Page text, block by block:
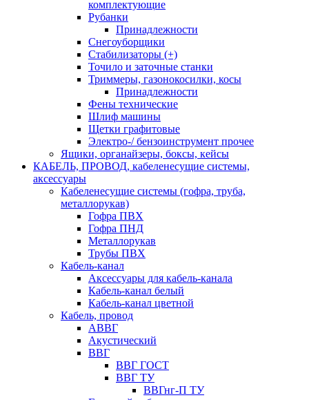
комплектующие
Рубанки
Принадлежности
Снегоуборщики
Стабилизаторы (+)
Точило и заточные станки
Триммеры, газонокосилки, косы
Принадлежности
Фены технические
Шлиф машины
Щетки графитовые
Электро-/ бензоинструмент прочее
Ящики, органайзеры, боксы, кейсы
КАБЕЛЬ, ПРОВОД, кабеленесущие системы,
аксессуары
Кабеленесущие системы (гофра, труба,
металлорукав)
Гофра ПВХ
Гофра ПНД
Металлорукав
Трубы ПВХ
Кабель-канал
Аксессуары для кабель-канала
Кабель-канал белый
Кабель-канал цветной
Кабель, провод
АВВГ
Акустический
ВВГ
ВВГ ГОСТ
ВВГ ТУ
ВВГнг-П ТУ